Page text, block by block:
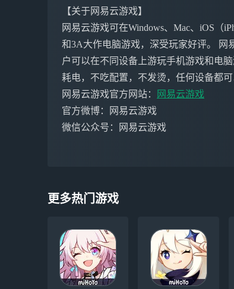
【关于网易云游戏】
网易云游戏可在Windows、Mac、iOS（
和3A大作电脑游戏，深受玩家好评。 网
户可以在不同设备上游玩手机游戏和电
耗电，不吃配置，不发烫，任何设备都
网易云游戏官方网站：
网易云游戏
官方微博：网易云游戏
微信公众号：网易云游戏
更多热门游戏